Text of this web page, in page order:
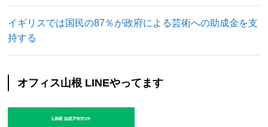
イギリスでは国民の87％が政府による芸術への助成金を支
持する
オフィス山根 LINEやってます